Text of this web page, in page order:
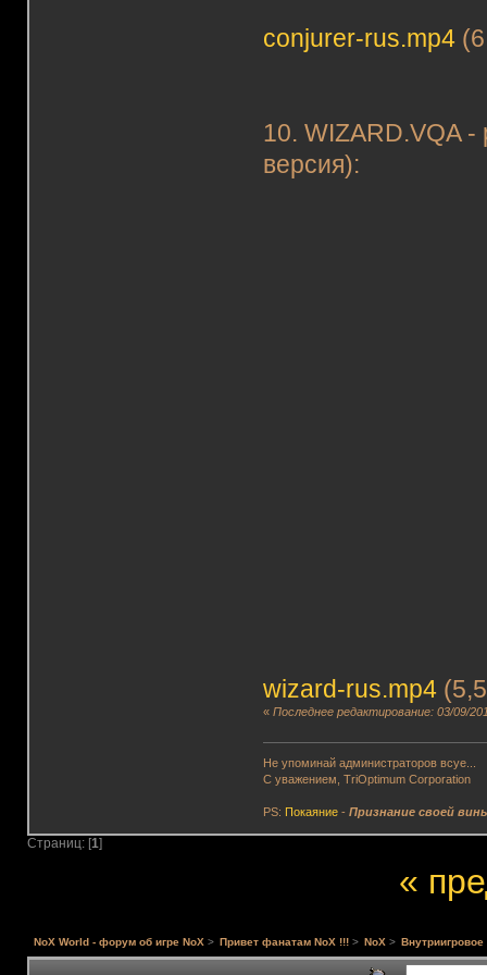
conjurer-rus.mp4
10. WIZARD.VQA -
версия):
wizard-rus.mp4
«Последнее редактирование: 03/09/
Не упоминай администраторов всуе...
С уважением, TriOptimum Corporation
PS: Покаяние -Признание своей
Страниц: [1]
«
NoX World - форум об игре NoX > Привет фанатам NoX !!! > NoX >